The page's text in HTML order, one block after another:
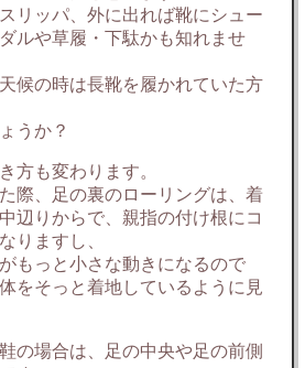
リッパ、外に出れば靴にシュー
ルや草履・下駄かも知れませ
候の時は長靴を履かれていた方
うか？
方も変わります。
際、足の裏のローリングは、着
辺りからで、親指の付け根にコ
りますし、
もっと小さな動きになるので
をそっと着地しているように見
の場合は、足の中央や足の前側